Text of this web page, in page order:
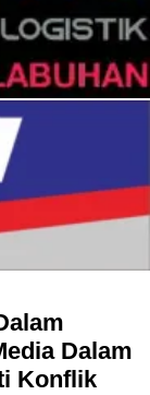
Dalam
Konflik